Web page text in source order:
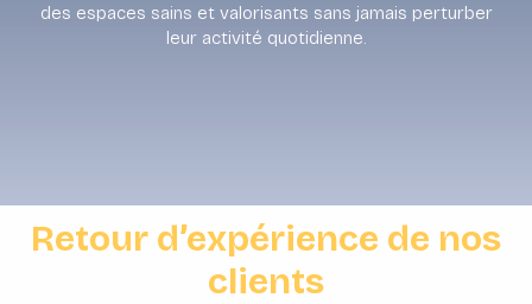
des espaces sains et valorisants sans jamais perturber
leur activité quotidienne.
Retour d’expérience de nos
clients